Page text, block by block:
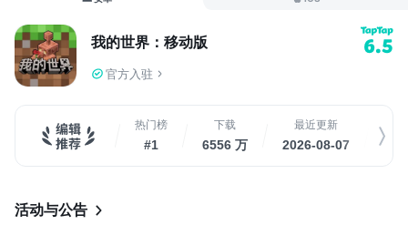
我的世界：移动版 6.5
官方入驻
热门榜
#1
下载
6556 万
最近更新
2026-08-07
活动与公告